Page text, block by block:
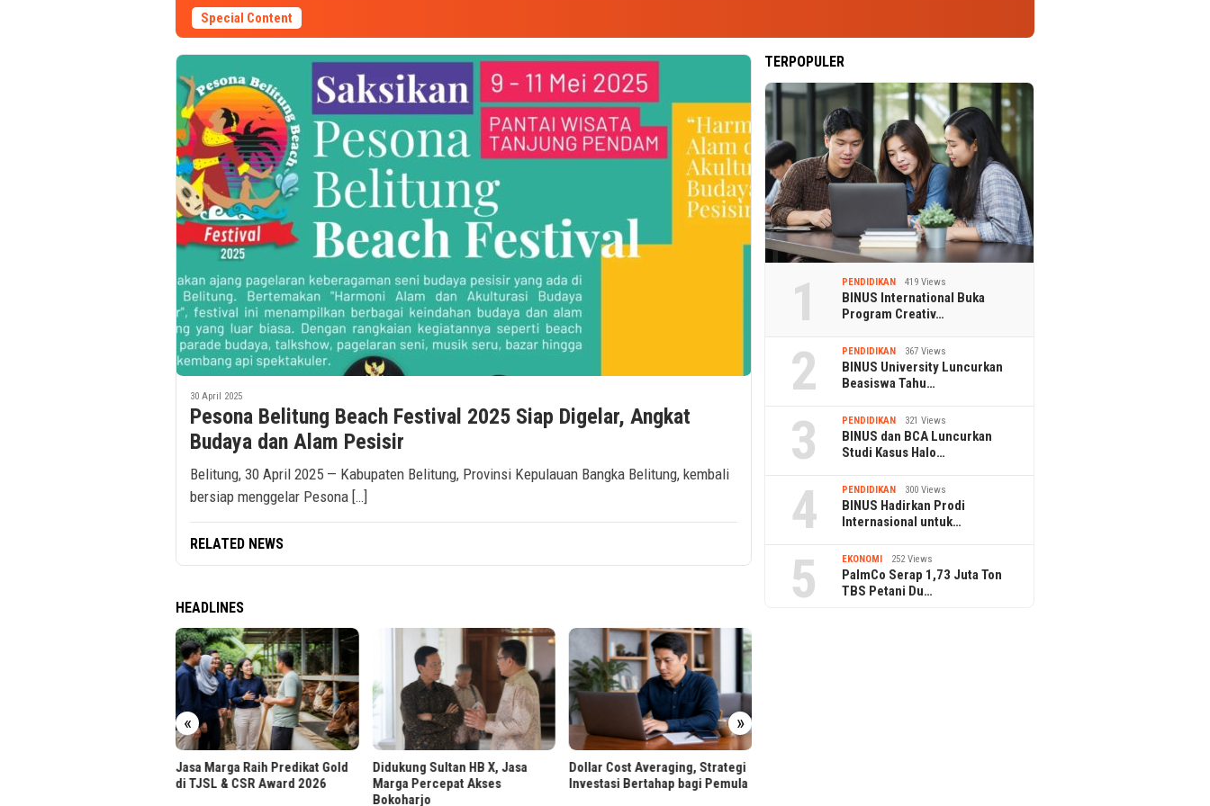
Special Content
30 April 2025
Pesona Belitung Beach Festival 2025 Siap Digelar, Angkat
Budaya dan Alam Pesisir
Belitung, 30 April 2025 — Kabupaten Belitung, Provinsi Kepulauan Bangka Belitung, kembali
bersiap menggelar Pesona […]
RELATED NEWS
HEADLINES
« »
Jasa Marga Raih Predikat Gold
di TJSL & CSR Award 2026
Didukung Sultan HB X, Jasa
Marga Percepat Akses
Bokoharjo
Dollar Cost Averaging, Strategi
Investasi Bertahap bagi Pemula
TERPOPULER
1 PENDIDIKAN 419 Views
BINUS International Buka
Program Creativ…
2 PENDIDIKAN 367 Views
BINUS University Luncurkan
Beasiswa Tahu…
3 PENDIDIKAN 321 Views
BINUS dan BCA Luncurkan
Studi Kasus Halo…
4 PENDIDIKAN 300 Views
BINUS Hadirkan Prodi
Internasional untuk…
5 EKONOMI 252 Views
PalmCo Serap 1,73 Juta Ton
TBS Petani Du…